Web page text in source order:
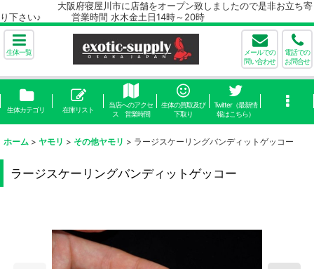
大阪府寝屋川市に店舗をオープン致しましたので是非お立ち寄
り下さい♪ 営業時間 水木金土日14時～20時
生体一覧
メールでの
問い合わせ
電話での
お問合せ
生体カテゴリ 在庫リスト
当店へのアクセ
ス 営業時間
生体の買取及び
下取り
Twitter（最新情
報はこちら）
ホーム > ヤモリ > その他ヤモリ > ラージスケーリングバンディットゲッコー
ラージスケーリングバンディットゲッコー